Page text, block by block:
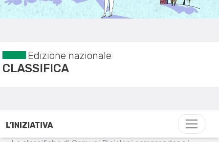
Edizione nazionale
CLASSIFICA
L’INIZIATIVA